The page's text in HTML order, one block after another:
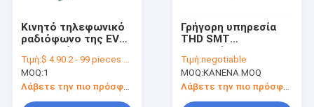
Κινητό τηλεφωνικό
ραδιόφωνο της EV
γρήγορο
κατασκευαστή PCB
συνελεύσεων
Τιμή:$ 4.90 2 - 99 pieces $2.90 100 - 999 pieces $0.90>= 1000 pieces
MOQ:1
Λάβετε την πιο πρόσφατη τιμή
Γρήγορη υπηρεσία
THD SMT
συμβάσεων
ηλεκτρονική
άκαμπτη FR4
Τιμή:negotiable
MOQ:ΚΑΝΕΝΑ MOQ